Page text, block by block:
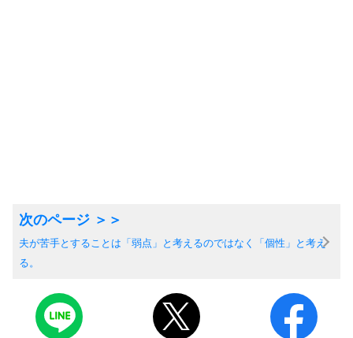
夫が苦手とすることは「弱点」と考えるのではなく「個性」と考え
る。